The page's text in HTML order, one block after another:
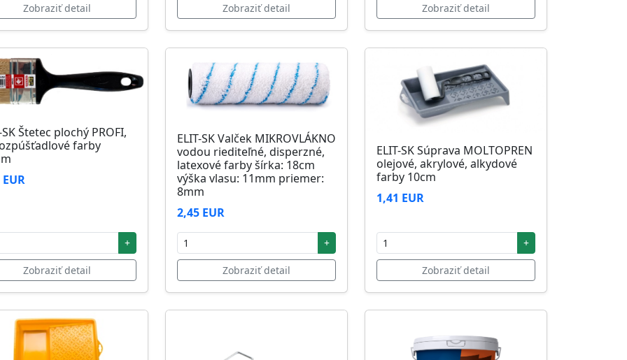
Zobraziť detail Zobraziť detail Zobraziť detail
SK Štetec plochý PROFI,
farby
+
Zobraziť detail
ELIT-SK Valček MIKROVLÁKNO
vodou riediteľné, disperzné,
latexové farby šírka: 18cm
výška vlasu: 11mm priemer:
8mm
2,45 EUR
+
Zobraziť detail
ELIT-SK Súprava MOLTOPREN
olejové, akrylové, alkydové
farby 10cm
1,41 EUR
+
Zobraziť detail